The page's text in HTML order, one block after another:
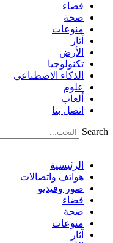
فضاء
صحة
منوعات
آثار
الأرض
تكنولوجيا
الذكاء الاصطناعي
علوم
ألعاب
اتصل بنا
Search
الرئيسية
هواتف واتصالات
صور وفيديو
فضاء
صحة
منوعات
آثار